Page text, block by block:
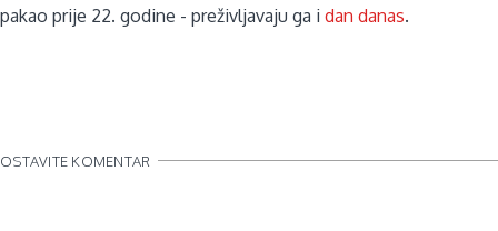
pakao prije 22. godine - preživljavaju ga i dan danas.
OSTAVITE KOMENTAR